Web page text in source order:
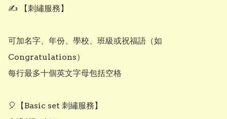
✍️ 【刺繡服務】
可加名字、年份、學校、班級或祝福語（如
Congratulations）
每行最多十個英文字母包括空格
🎈【Basic set 刺繡服務】